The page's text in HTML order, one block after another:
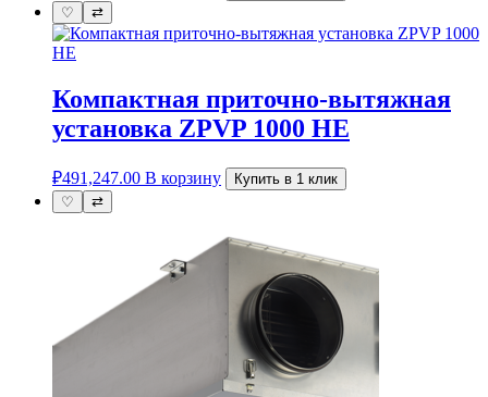
♡
⇄
Компактная приточно-вытяжная
установка ZPVP 1000 HE
₽491,247.00 В корзину
Купить в 1 клик
♡
⇄